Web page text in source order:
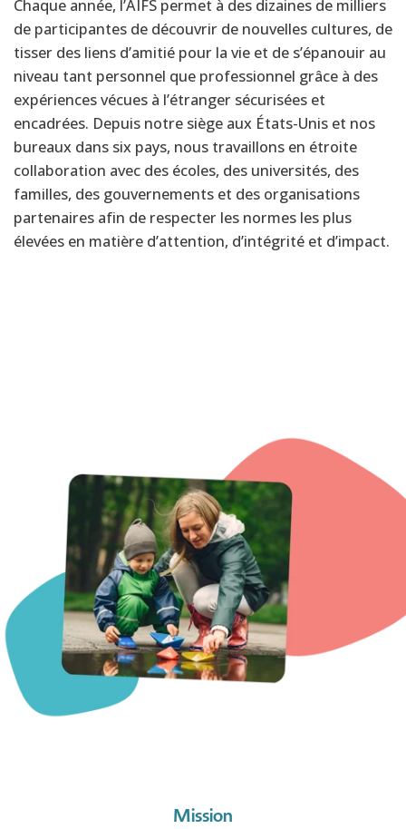
Chaque année, l’AIFS permet à des dizaines de milliers
de participantes de découvrir de nouvelles cultures, de
tisser des liens d’amitié pour la vie et de s’épanouir au
niveau tant personnel que professionnel grâce à des
expériences vécues à l’étranger sécurisées et
encadrées. Depuis notre siège aux États-Unis et nos
bureaux dans six pays, nous travaillons en étroite
collaboration avec des écoles, des universités, des
familles, des gouvernements et des organisations
partenaires afin de respecter les normes les plus
élevées en matière d’attention, d’intégrité et d’impact.
Mission